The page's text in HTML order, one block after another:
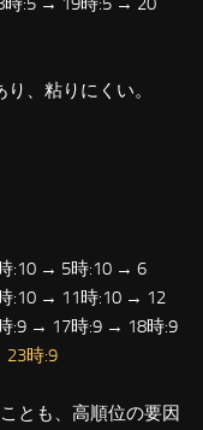
、粘りにくい。
:10 → 5時:10 → 6
:10 → 11時:10 → 12
:9 → 17時:9 → 18時:9
23時:9
とも、高順位の要因